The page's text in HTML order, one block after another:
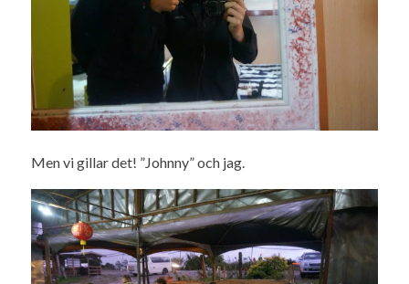
Men vi gillar det! ”Johnny” och jag.